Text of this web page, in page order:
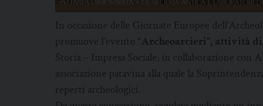
In occasione delle Giornate Europee
promuove l’evento “Archeoarcieri”, attività
Storia – Impresa Sociale, in collaborazione con
associazione patavina alla quale la
reperti archeologici.